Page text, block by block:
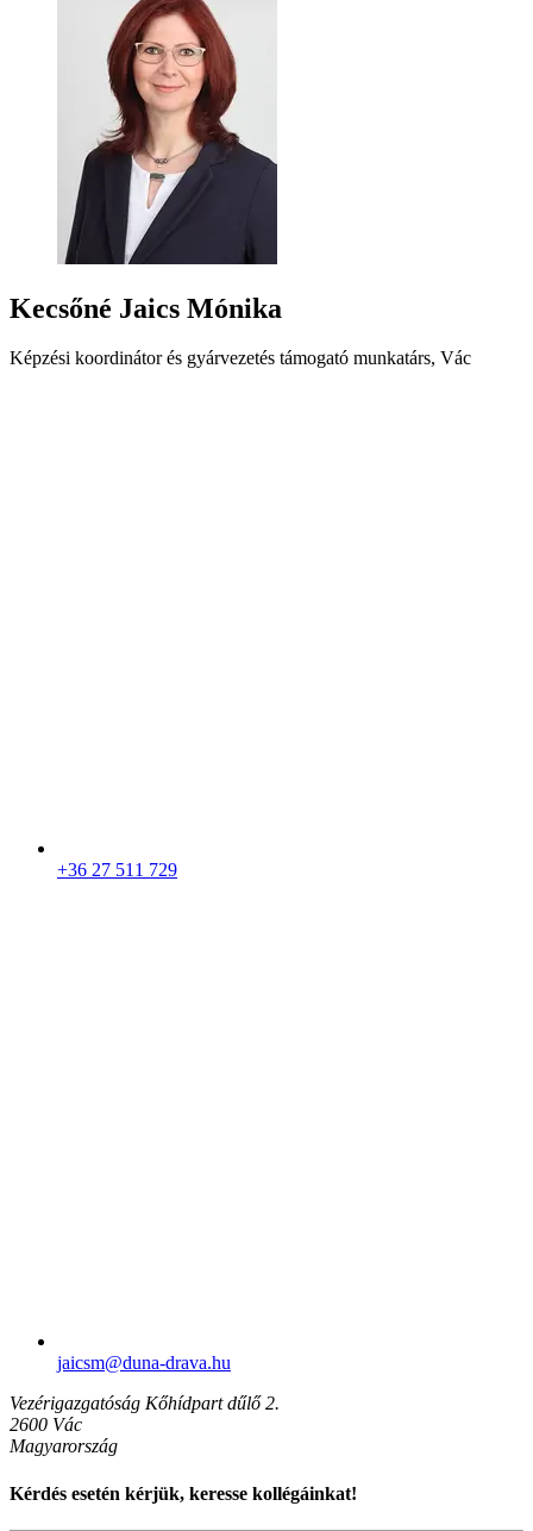
Kecsőné Jaics Mónika
Képzési koordinátor és gyárvezetés támogató munkatárs, Vác
+36 27 511 729
jaicsm​@duna-drava.hu
Vezérigazgatóság Kőhídpart dűlő 2.
2600 Vác
Magyarország
Kérdés esetén kérjük, keresse kollégáinkat!